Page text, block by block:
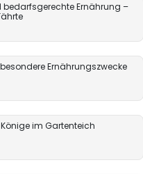
Ernährung –
Ernährungszwecke
im Gartenteich